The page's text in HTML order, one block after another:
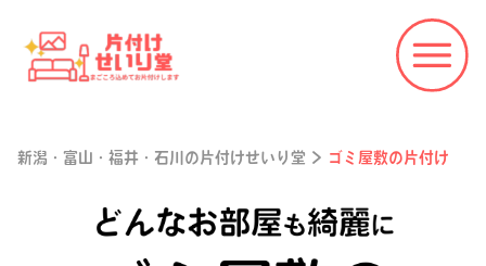
新潟・富山・福井・石川の片付けせいり堂 > ゴミ屋敷の片付け